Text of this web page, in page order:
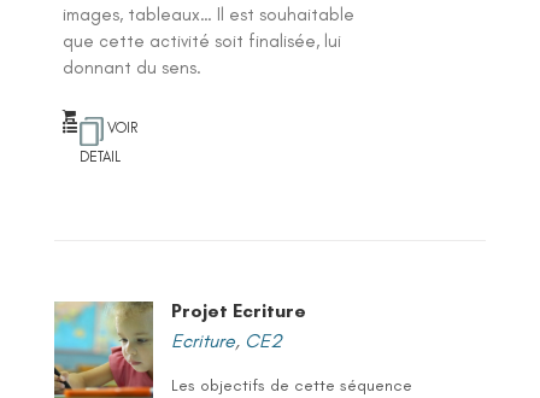
images, tableaux… Il est souhaitable
que cette activité soit finalisée, lui
donnant du sens.
VOIR
DETAIL
Projet Ecriture
Ecriture, CE2
Les objectifs de cette séquence